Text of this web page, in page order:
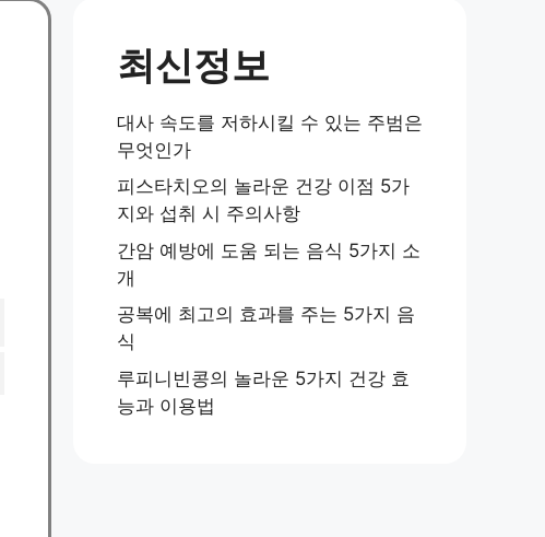
최신정보
대사 속도를 저하시킬 수 있는 주범은
무엇인가
피스타치오의 놀라운 건강 이점 5가
지와 섭취 시 주의사항
간암 예방에 도움 되는 음식 5가지 소
개
공복에 최고의 효과를 주는 5가지 음
식
루피니빈콩의 놀라운 5가지 건강 효
능과 이용법